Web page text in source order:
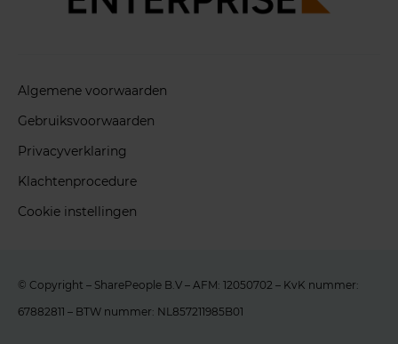
Algemene voorwaarden
Gebruiksvoorwaarden
Privacyverklaring
Klachtenprocedure
Cookie instellingen
© Copyright – SharePeople B.V – AFM: 12050702 – KvK nummer:
67882811 – BTW nummer: NL857211985B01